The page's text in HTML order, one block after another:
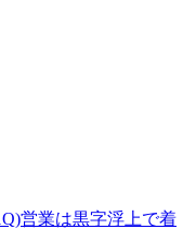
営業は黒字浮上で着